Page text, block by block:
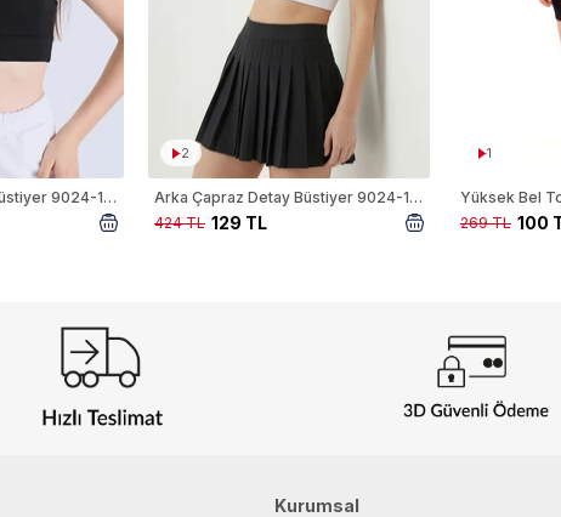
Arka Çapraz Detay Büstiyer 9024-1 Siyah
2
Arka Çapraz Detay Büstiyer 9024-1 Beyaz
129 TL
424 TL
1
100
269 TL
Kurumsal